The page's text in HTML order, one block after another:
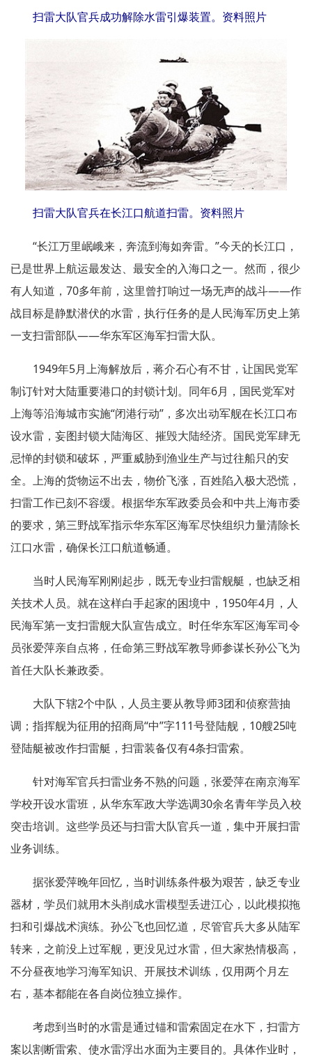
扫雷大队官兵成功解除水雷引爆装置。资料照片
扫雷大队官兵在长江口航道扫雷。资料照片
“长江万里岷峨来，奔流到海如奔雷。”今天的长江口，
已是世界上航运最发达、最安全的入海口之一。然而，很少
有人知道，70多年前，这里曾打响过一场无声的战斗——作
战目标是静默潜伏的水雷，执行任务的是人民海军历史上第
一支扫雷部队——华东军区海军扫雷大队。
1949年5月上海解放后，蒋介石心有不甘，让国民党军
制订针对大陆重要港口的封锁计划。同年6月，国民党军对
上海等沿海城市实施“闭港行动”，多次出动军舰在长江口布
设水雷，妄图封锁大陆海区、摧毁大陆经济。国民党军肆无
忌惮的封锁和破坏，严重威胁到渔业生产与过往船只的安
全。上海的货物运不出去，物价飞涨，百姓陷入极大恐慌，
扫雷工作已刻不容缓。根据华东军政委员会和中共上海市委
的要求，第三野战军指示华东军区海军尽快组织力量清除长
江口水雷，确保长江口航道畅通。
当时人民海军刚刚起步，既无专业扫雷舰艇，也缺乏相
关技术人员。就在这样白手起家的困境中，1950年4月，人
民海军第一支扫雷舰大队宣告成立。时任华东军区海军司令
员张爱萍亲自点将，任命第三野战军教导师参谋长孙公飞为
首任大队长兼政委。
大队下辖2个中队，人员主要从教导师3团和侦察营抽
调；指挥舰为征用的招商局“中”字111号登陆舰，10艘25吨
登陆艇被改作扫雷艇，扫雷装备仅有4条扫雷索。
针对海军官兵扫雷业务不熟的问题，张爱萍在南京海军
学校开设水雷班，从华东军政大学选调30余名青年学员入校
突击培训。这些学员还与扫雷大队官兵一道，集中开展扫雷
业务训练。
据张爱萍晚年回忆，当时训练条件极为艰苦，缺乏专业
器材，学员们就用木头削成水雷模型丢进江心，以此模拟拖
扫和引爆战术演练。孙公飞也回忆道，尽管官兵大多从陆军
转来，之前没上过军舰，更没见过水雷，但大家热情极高，
不分昼夜地学习海军知识、开展技术训练，仅用两个月左
右，基本都能在各自岗位独立操作。
考虑到当时的水雷是通过锚和雷索固定在水下，扫雷方
案以割断雷索、使水雷浮出水面为主要目的。具体作业时，